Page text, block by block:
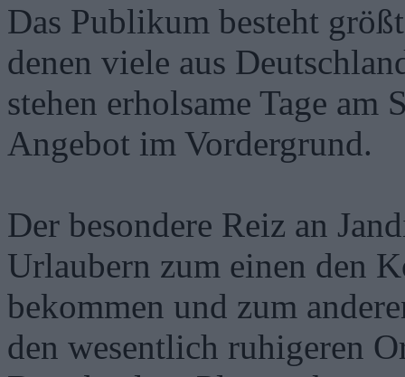
Das Publikum besteht
denen viele aus
stehen erholsame Tage am
Angebot im Vordergrund.
Der besondere Reiz an
Urlaubern zum einen den
bekommen und zum
den wesentlich ruhigeren